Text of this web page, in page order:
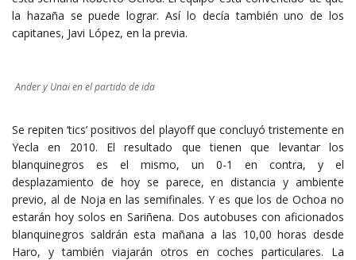
la hazaña se puede lograr. Así lo decía también uno de los
capitanes, Javi López, en la previa.
Ander y Unai en el partido de ida
Se repiten ‘tics’ positivos del playoff que concluyó tristemente en
Yecla en 2010. El resultado que tienen que levantar los
blanquinegros es el mismo, un 0-1 en contra, y el
desplazamiento de hoy se parece, en distancia y ambiente
previo, al de Noja en las semifinales. Y es que los de Ochoa no
estarán hoy solos en Sariñena. Dos autobuses con aficionados
blanquinegros saldrán esta mañana a las 10,00 horas desde
Haro, y también viajarán otros en coches particulares. La